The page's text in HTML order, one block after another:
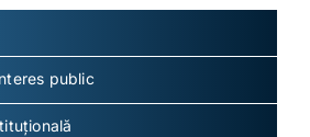
public